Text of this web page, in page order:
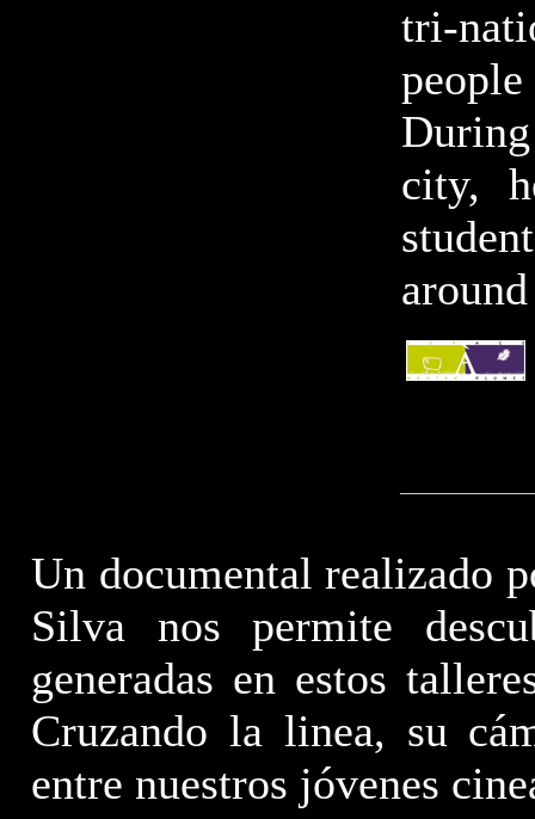
tri-
city,
Un documental realizado
Silva nos permite
generadas en estos
Cruzando la linea, su
entre nuestros jóvenes